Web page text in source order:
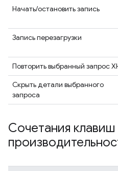
Начать/остановить запись
Запись перезагрузки
Повторить выбранный запрос
Скрыть детали выбранного
запроса
Сочетания клавиш